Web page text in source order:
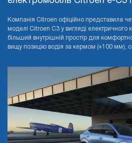
Компанія Citroen офіційно представила
моделі Citroen C3 у вигляді
більший внутрішній простір для
вищу позицію водія за кермом (+100 мм),